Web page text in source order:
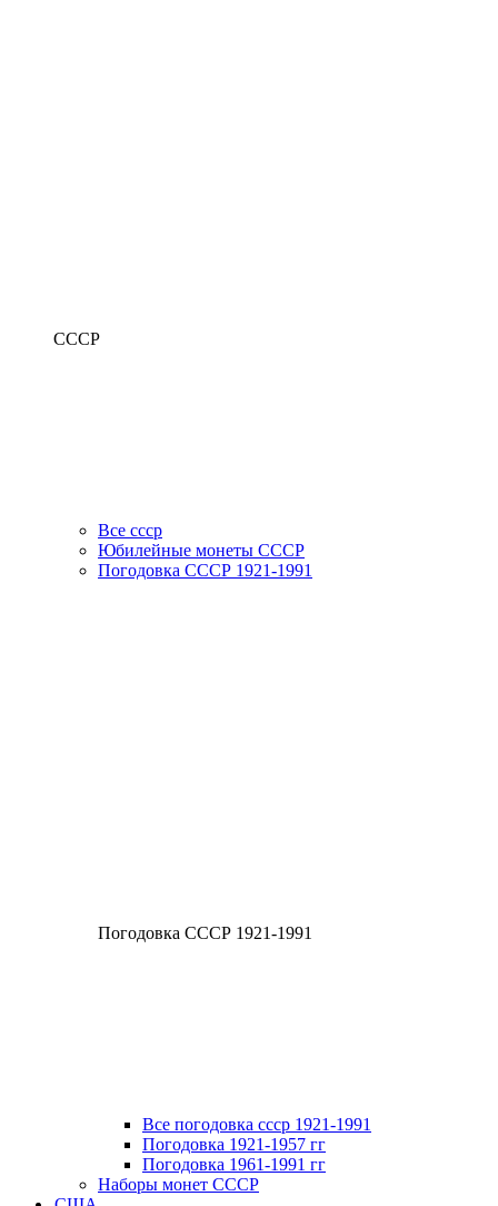
СССР
Все ссср
Юбилейные монеты СССР
Погодовка СССР 1921-1991
Погодовка СССР 1921-1991
Все погодовка ссср 1921-1991
Погодовка 1921-1957 гг
Погодовка 1961-1991 гг
Наборы монет СССР